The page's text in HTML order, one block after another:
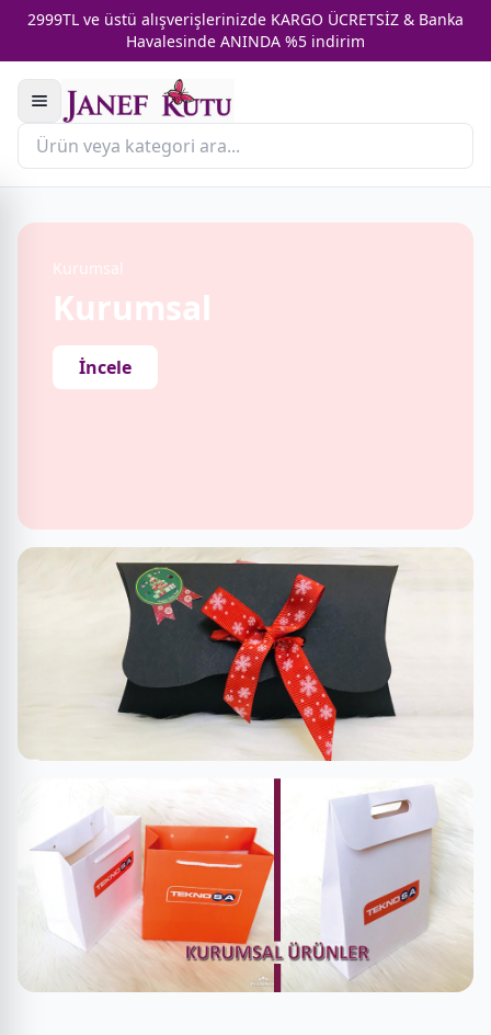
2999TL ve üstü alışverişlerinizde KARGO ÜCRETSİZ & Banka
Havalesinde ANINDA %5 indirim
Kurumsal
Kurumsal
İncele